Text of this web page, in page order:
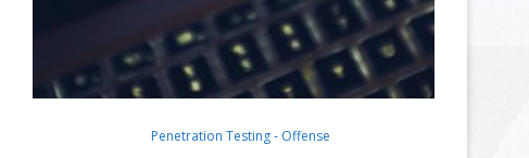
Penetration Testing - Offense